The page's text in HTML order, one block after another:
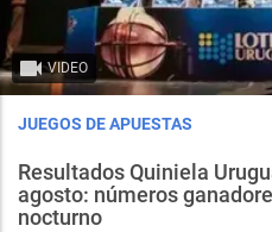
VIDEO
JUEGOS DE APUESTAS
Resultados Quiniela
agosto: números
nocturno